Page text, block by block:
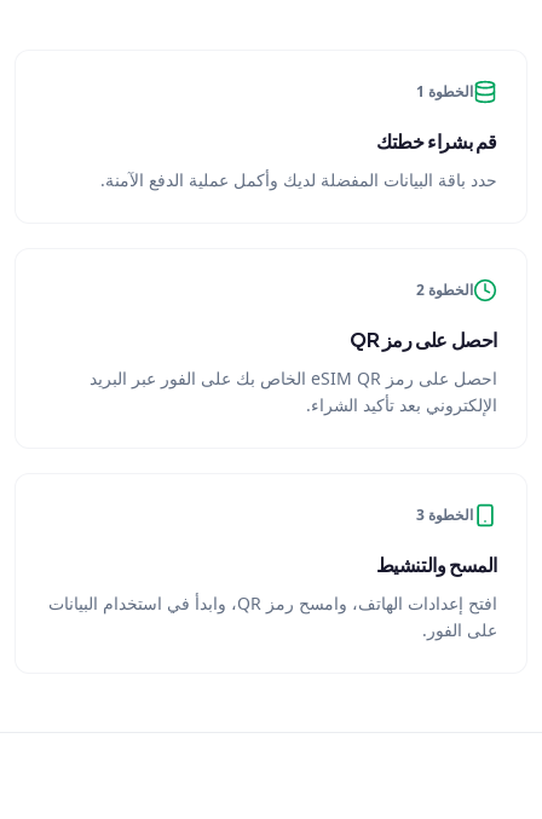
الخطوة 1
قم بشراء خطتك
حدد باقة البيانات المفضلة لديك وأكمل عملية الدفع الآمنة.
الخطوة 2
احصل على رمز QR
احصل على رمز eSIM QR الخاص بك على الفور عبر البريد
الإلكتروني بعد تأكيد الشراء.
الخطوة 3
المسح والتنشيط
افتح إعدادات الهاتف، وامسح رمز QR، وابدأ في استخدام البيانات
على الفور.